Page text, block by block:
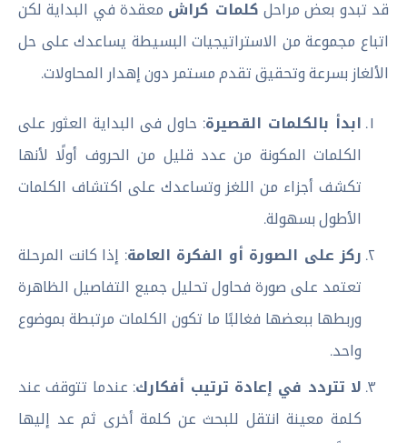
قد تبدو بعض مراحل كلمات كراش معقدة في البداية لكن
اتباع مجموعة من الاستراتيجيات البسيطة يساعدك على حل
الألغاز بسرعة وتحقيق تقدم مستمر دون إهدار المحاولات.
ابدأ بالكلمات القصيرة: حاول فى البداية العثور على
الكلمات المكونة من عدد قليل من الحروف أولًا لأنها
تكشف أجزاء من اللغز وتساعدك على اكتشاف الكلمات
الأطول بسهولة.
ركز على الصورة أو الفكرة العامة: إذا كانت المرحلة
تعتمد على صورة فحاول تحليل جميع التفاصيل الظاهرة
وربطها ببعضها فغالبًا ما تكون الكلمات مرتبطة بموضوع
واحد.
لا تتردد في إعادة ترتيب أفكارك: عندما تتوقف عند
كلمة معينة انتقل للبحث عن كلمة أخرى ثم عد إليها